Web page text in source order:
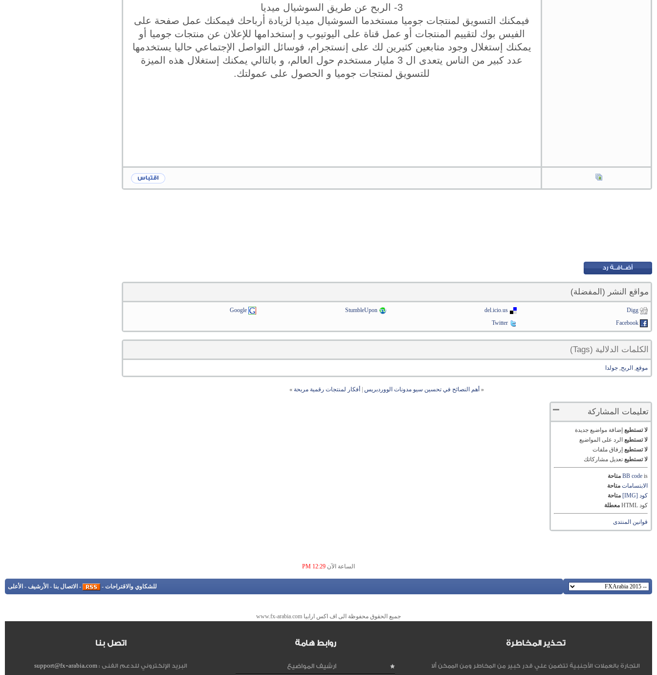
3- الربح عن طريق السوشيال ميديا
فيمكنك التسويق لمنتجات جوميا مستخدما السوشيال ميديا لزيادة أرباحك فيمكنك عمل صفحة على
الفيس بوك لتقييم المنتجات أو عمل قناة على اليوتيوب و إستخدامها للإعلان عن منتجات جوميا أو
يمكنك إستغلال وجود متابعين كثيرين لك على إنستجرام، فوسائل التواصل الإجتماعي حاليا يستخدمها
عدد كبير من الناس يتعدى ال 3 مليار مستخدم حول العالم، و بالتالي يمكنك إستغلال هذه الميزة
للتسويق لمنتجات جوميا و الحصول على عمولتك.
مواقع النشر (المفضلة)
Digg
del.icio.us
StumbleUpon
Google
Facebook
Twitter
الكلمات الدلالية (Tags)
موقع, الربح,جولدا
« أهم النصائح في تحسين سيو مدونات الووردبريس| أفكار لمنتجات رقمية مربحة »
تعليمات المشاركة
لا تستطيع إضافة مواضيع جديدة
لا تستطيع الرد على المواضيع
لا تستطيع إرفاق ملفات
لا تستطيع تعديل مشاركاتك
BB codeis
متاحة
الابتسامات متاحة
كود [IMG]
متاحة
كود HTML
معطلة
قوانين المنتدى
الساعة الآن 12:29 PM
للشكاوي والاقتراحات -
- الاتصال بنا - الأرشيف - الأعلى
جميع الحقوق محفوظة الى اف اكس ارابيا www.fx-arabia.com
تحذير المخاطرة
التجارة بالعملات الأجنبية تتضمن علي قدر كبير من المخاطر ومن الممكن ألا
روابط هامة
ارشيف المواضيع
اتصل بنا
البريد الإلكتروني للدعم الفنى :support@fx-arabia.com